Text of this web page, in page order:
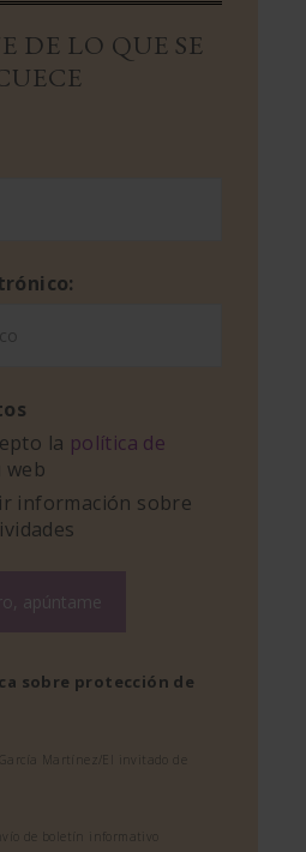
DE LO QUE SE
la política de
web
información sobre
sobre protección de
Martínez/El invitado de
de boletín informativo